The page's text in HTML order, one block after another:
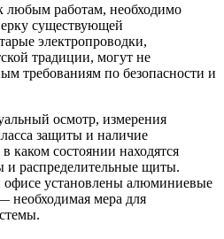
любым работам, необходимо
существующей
электропроводки,
традиции, могут не
требованиям по безопасности и
осмотр, измерения
защиты и наличие
каком состоянии находятся
и распределительные щиты.
установлены алюминиевые
необходимая мера для